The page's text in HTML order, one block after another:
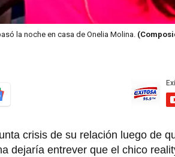
la noche en casa de Onelia Molina.
crisis de su relación luego de
dejaría entrever que el chico